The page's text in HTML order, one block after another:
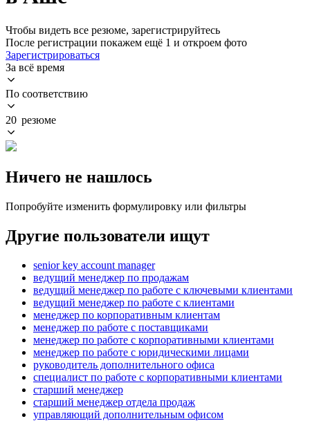
Чтобы видеть все резюме, зарегистрируйтесь
После регистрации покажем ещё 1 и откроем фото
Зарегистрироваться
За всё время
По соответствию
20 резюме
Ничего не нашлось
Попробуйте изменить формулировку или фильтры
Другие пользователи ищут
senior key account manager
ведущий менеджер по продажам
ведущий менеджер по работе с ключевыми клиентами
ведущий менеджер по работе с клиентами
менеджер по корпоративным клиентам
менеджер по работе с поставщиками
менеджер по работе с корпоративными клиентами
менеджер по работе с юридическими лицами
руководитель дополнительного офиса
специалист по работе с корпоративными клиентами
старший менеджер
старший менеджер отдела продаж
управляющий дополнительным офисом